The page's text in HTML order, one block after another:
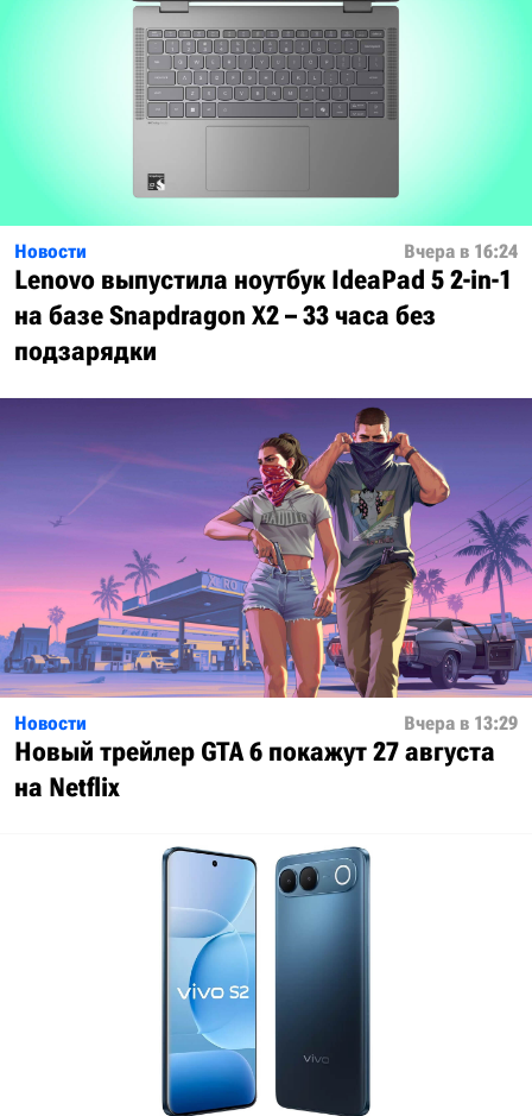
Новости Вчера в 16:24
Lenovo выпустила ноутбук IdeaPad 5 2-in-1
на базе Snapdragon X2 – 33 часа без
подзарядки
Новости Вчера в 13:29
Новый трейлер GTA 6 покажут 27 августа
на Netflix